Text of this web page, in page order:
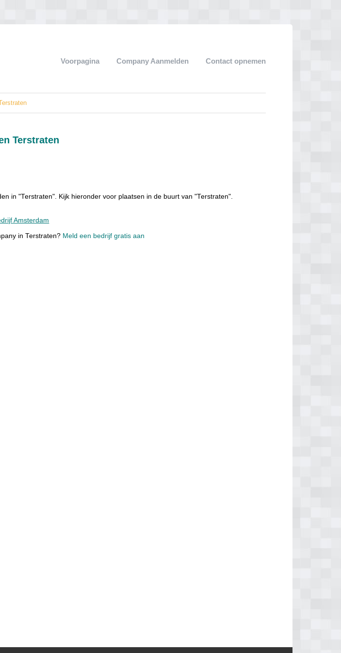
Voorpagina Company Aanmelden Contact opnemen
Terstraten
in "Terstraten". Kijk hieronder voor plaatsen in de buurt van "Terstraten".
Amsterdam
in Terstraten? Meld een bedrijf gratis aan